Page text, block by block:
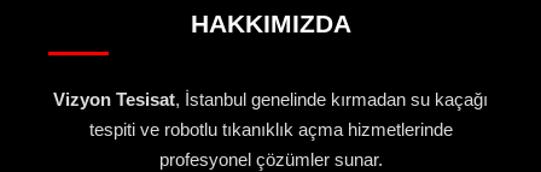
HAKKIMIZDA
Vizyon Tesisat, İstanbul genelinde kırmadan su kaçağı
tespiti ve robotlu tıkanıklık açma hizmetlerinde
profesyonel çözümler sunar.